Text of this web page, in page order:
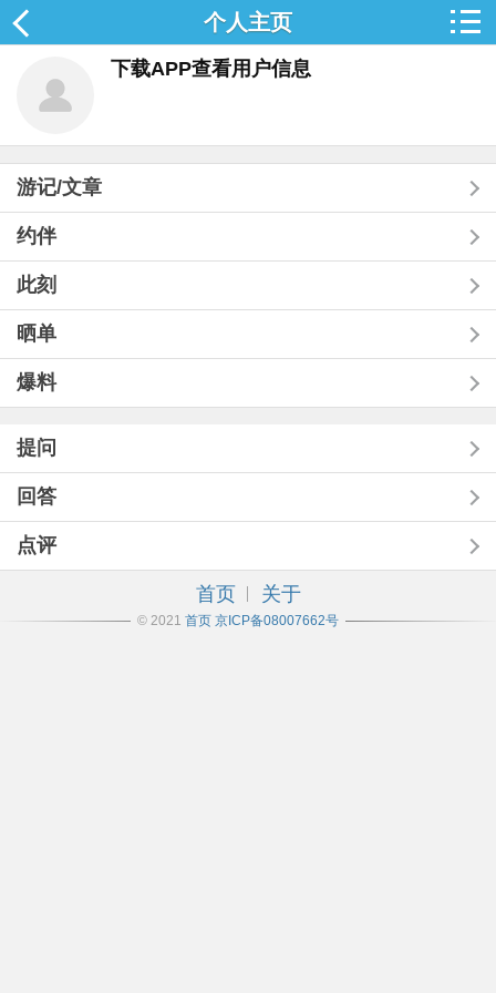
个人主页
下载APP查看用户信息
游记/文章
约伴
此刻
晒单
爆料
提问
回答
点评
首页 关于
© 2021 首页 京ICP备08007662号